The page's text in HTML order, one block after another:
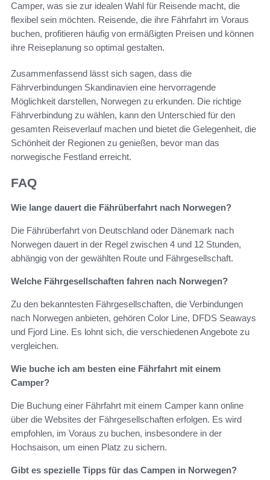
Camper, was sie zur idealen Wahl für Reisende macht, die
flexibel sein möchten. Reisende, die ihre Fährfahrt im Voraus
buchen, profitieren häufig von ermäßigten Preisen und können
ihre Reiseplanung so optimal gestalten.
Zusammenfassend lässt sich sagen, dass die
Fährverbindungen Skandinavien eine hervorragende
Möglichkeit darstellen, Norwegen zu erkunden. Die richtige
Fährverbindung zu wählen, kann den Unterschied für den
gesamten Reiseverlauf machen und bietet die Gelegenheit, die
Schönheit der Regionen zu genießen, bevor man das
norwegische Festland erreicht.
FAQ
Wie lange dauert die Fährüberfahrt nach Norwegen?
Die Fährüberfahrt von Deutschland oder Dänemark nach
Norwegen dauert in der Regel zwischen 4 und 12 Stunden,
abhängig von der gewählten Route und Fährgesellschaft.
Welche Fährgesellschaften fahren nach Norwegen?
Zu den bekanntesten Fährgesellschaften, die Verbindungen
nach Norwegen anbieten, gehören Color Line, DFDS Seaways
und Fjord Line. Es lohnt sich, die verschiedenen Angebote zu
vergleichen.
Wie buche ich am besten eine Fährfahrt mit einem
Camper?
Die Buchung einer Fährfahrt mit einem Camper kann online
über die Websites der Fährgesellschaften erfolgen. Es wird
empfohlen, im Voraus zu buchen, insbesondere in der
Hochsaison, um einen Platz zu sichern.
Gibt es spezielle Tipps für das Campen in Norwegen?